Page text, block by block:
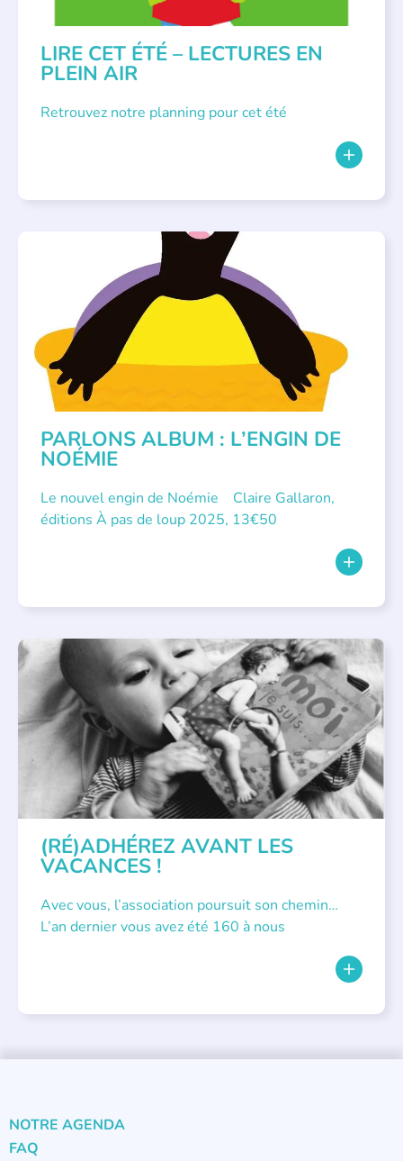
LIRE CET ÉTÉ – LECTURES EN
PLEIN AIR
Retrouvez notre planning pour cet été
PARLONS ALBUM : L’ENGIN DE
NOÉMIE
Le nouvel engin de Noémie Claire Gallaron,
éditions À pas de loup 2025, 13€50
APPEL À SOUTIEN
(RÉ)ADHÉREZ AVANT LES
VACANCES !
Avec vous, l’association poursuit son chemin…
L’an dernier vous avez été 160 à nous
NOTRE AGENDA
FAQ